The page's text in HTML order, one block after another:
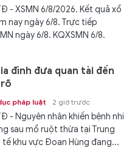
- XSMN 6/8/2026. Kết quả xổ
nay ngày 6/8. Trực tiếp
ngày 6/8. KQXSMN 6/8.
đình đưa quan tài đến
pháp luật 2 giờ trước
- Nguyên nhân khiến bệnh nhi
sau mổ ruột thừa tại Trung
tế khu vực Đoan Hùng đang...